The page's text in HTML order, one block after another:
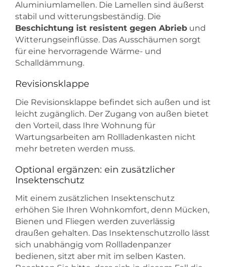
Aluminiumlamellen. Die Lamellen sind äußerst
stabil und witterungsbeständig. Die
Beschichtung ist resistent gegen Abrieb und
Witterungseinflüsse. Das Ausschäumen sorgt
für eine hervorragende Wärme- und
Schalldämmung.
Revisionsklappe
Die Revisionsklappe befindet sich außen und ist
leicht zugänglich. Der Zugang von außen bietet
den Vorteil, dass Ihre Wohnung für
Wartungsarbeiten am Rollladenkasten nicht
mehr betreten werden muss.
Optional ergänzen: ein zusätzlicher
Insektenschutz
Mit einem zusätzlichen Insektenschutz
erhöhen Sie Ihren Wohnkomfort, denn Mücken,
Bienen und Fliegen werden zuverlässig
draußen gehalten. Das Insektenschutzrollo lässt
sich unabhängig vom Rollladenpanzer
bedienen, sitzt aber mit im selben Kasten.